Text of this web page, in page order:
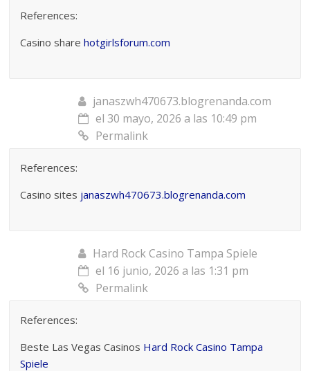
References:
Casino sharehotgirlsforum.com
janaszwh470673.blogrenanda.com
el 30 mayo, 2026 a las 10:49 pm
Permalink
References:
Casino sites janaszwh470673.blogrenanda.com
Hard Rock Casino Tampa Spiele
el 16 junio, 2026 a las 1:31 pm
Permalink
References:
Beste Las Vegas Casinos Hard Rock Casino Tampa
Spiele